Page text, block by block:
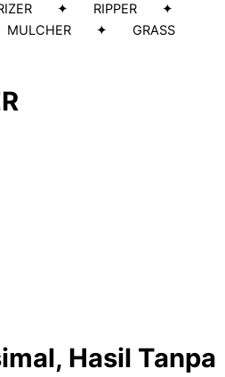
✦ RIPPER ✦
MULCHER ✦ GRASS
Hasil Tanpa